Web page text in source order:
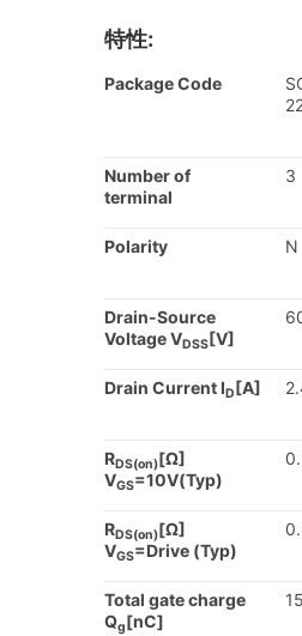
特性:
Package Code
Number of
terminal
3
Polarity N
Drain-Source
Voltage VDSS[V]
Drain Current ID[A]
RDS(on)[Ω]
VGS=10V(Typ)
RDS(on)[Ω]
VGS=Drive (Typ)
Total gate charge
Qg[nC]
15